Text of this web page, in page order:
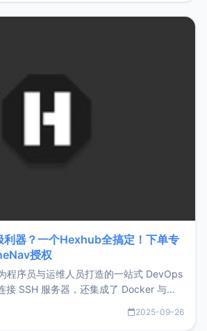
利器？一个Hexhub全搞定！下单专
授权
程序员与运维人员打造的一站式 DevOps
接 SSH 服务器，还集成了 Docker 与常
HexHub 即可同时搞定运维与数据库操
2025-09-26